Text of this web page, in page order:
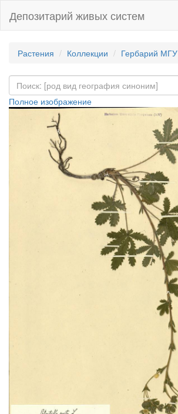
Депозитарий живых систем
Растения Коллекции Гербарий МГУ
Полное изображение